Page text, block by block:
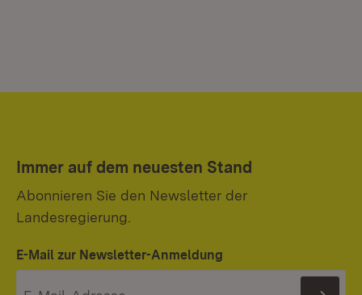
Immer auf dem neuesten Stand
Abonnieren Sie den Newsletter der
Landesregierung.
E-Mail zur Newsletter-Anmeldung